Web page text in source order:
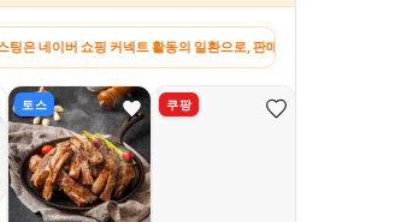
넥트 활동의 일환으로, 판매 발생 시 수수료를 제공받습니다.
토스 쿠팡